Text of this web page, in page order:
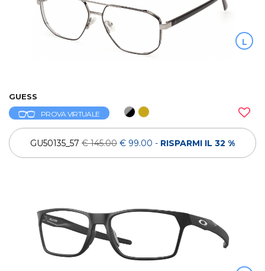
L
GUESS
PROVA VIRTUALE
GU50135_57 € 145.00 € 99.00 - RISPARMI IL 32 %